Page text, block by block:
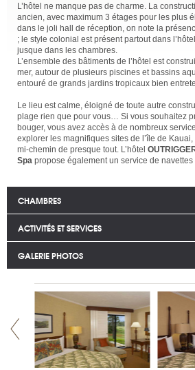
L’hôtel ne manque pas de charme. La
ancien, avec maximum 3 étages pour les plus
dans le joli hall de réception, on note la
; le style colonial est présent partout dans
jusque dans les chambres.
L’ensemble des bâtiments de l’hôtel est
mer, autour de plusieurs piscines et bassins
entouré de grands jardins tropicaux bien
Le lieu est calme, éloigné de toute autre
plage rien que pour vous… Si vous souhaitez
bouger, vous avez accès à de nombreux
explorer les magnifiques sites de l’île de
mi-chemin de presque tout. L’hôtel
Spa propose également un service de
CHAMBRES
ACTIVITÉS ET SERVICES
GALERIE PHOTOS